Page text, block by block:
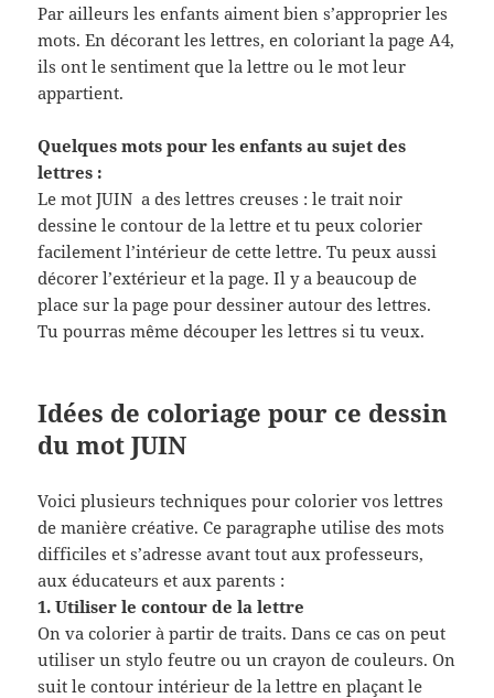
Par ailleurs les enfants aiment bien s’approprier les
mots. En décorant les lettres, en coloriant la page A4,
ils ont le sentiment que la lettre ou le mot leur
appartient.
Quelques mots pour les enfants au sujet des
lettres :
Le mot JUIN a des lettres creuses : le trait noir
dessine le contour de la lettre et tu peux colorier
facilement l’intérieur de cette lettre. Tu peux aussi
décorer l’extérieur et la page. Il y a beaucoup de
place sur la page pour dessiner autour des lettres.
Tu pourras même découper les lettres si tu veux.
Idées de coloriage pour ce dessin
du mot JUIN
Voici plusieurs techniques pour colorier vos lettres
de manière créative. Ce paragraphe utilise des mots
difficiles et s’adresse avant tout aux professeurs,
aux éducateurs et aux parents :
1. Utiliser le contour de la lettre
On va colorier à partir de traits. Dans ce cas on peut
utiliser un stylo feutre ou un crayon de couleurs. On
suit le contour intérieur de la lettre en plaçant le